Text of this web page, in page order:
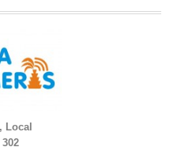
Local